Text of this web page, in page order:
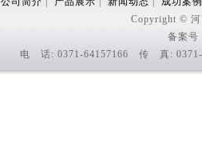
Copyright © 河
备案号
电 话: 0371-64157166 传 真: 0371-